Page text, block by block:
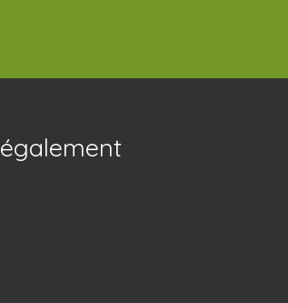
également